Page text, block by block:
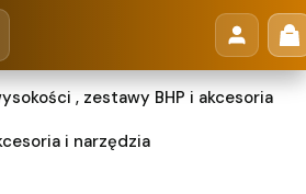
wyszukiwarkę
, zestawy BHP i akcesoria
i narzędzia